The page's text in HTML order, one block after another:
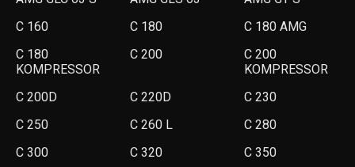
C 160
C 180
C 180 AMG
C 180
KOMPRESSOR
C 200
C 200
KOMPRESSOR
C 200D
C 220D
C 230
C 250
C 260 L
C 280
C 300
C 320
C 350